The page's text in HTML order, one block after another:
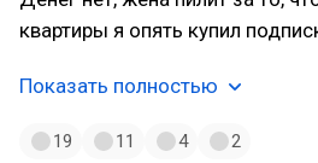
квартиры я опять купил
Показать полностью
19 11 4 2